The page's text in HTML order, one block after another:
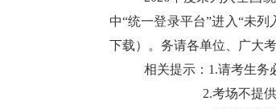
中“统一登录平台”进入“未列
下载）。务请各单位、广大考
相关提示： 1.请考生务
2.考场不提